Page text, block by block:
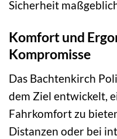
Sicherheit
Komfort und
Kompromisse
Das Bachtenkirch
dem Ziel entwickelt,
Fahrkomfort zu
Distanzen oder bei